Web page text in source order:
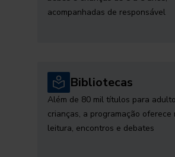
acompanhadas de responsável
Bibliotecas
Além de 80 mil títulos para
crianças, a programação oferece
leitura, encontros e debates